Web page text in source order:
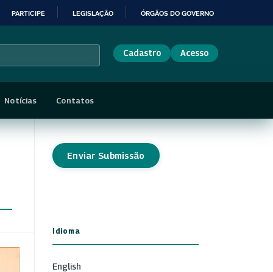
PARTICIPE LEGISLAÇÃO ÓRGÃOS DO GOVERNO
Cadastro Acesso
Notícias Contatos
Enviar Submissão
Idioma
English